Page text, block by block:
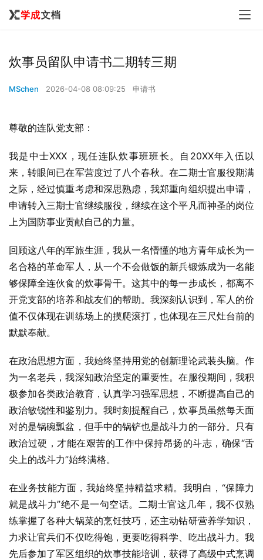
炊事员留队申请书二期转三期
MSchen 2026-04-08 08:09:25 申请书
尊敬的连队党支部：
我是中士XXX，现任连队炊事班班长。自20XX年入伍以
来，转眼间已在军营度过了八个春秋。在二期士官服役期满
之际，经过慎重考虑和深思熟虑，我郑重向组织提出申请，
申请转入三期士官继续服役，继续在这个平凡而神圣的岗位
上为国防事业贡献自己的力量。
回顾这八年的军旅生涯，我从一名懵懂的地方青年成长为一
名合格的革命军人，从一个不会做饭的新兵锻炼成为一名能
够保障全连伙食的炊事骨干。这其中的每一步成长，都离不
开党支部的培养和战友们的帮助。我深刻认识到，军人的价
值不仅体现在训练场上的摸爬滚打，也体现在三尺灶台前的
默默奉献。
在政治思想方面，我始终坚持用党的创新理论武装头脑。作
为一名老兵，我深知政治坚定的重要性。在服役期间，我积
极参加各类政治教育，认真学习强军思想，不断提高自己的
政治敏锐性和鉴别力。我时刻提醒自己，炊事员虽然每天面
对的是锅碗瓢盆，但手中的锅铲也是战斗力的一部分。只有
政治过硬，才能在艰苦的工作中保持昂扬的斗志，确保“舌
尖上的战斗力”始终满格。
在业务技能方面，我始终坚持精益求精。我明白，“保障力
就是战斗力”绝不是一句空话。二期士官这几年，我不仅熟
练掌握了各种大锅菜的烹饪技巧，还主动钻研营养学知识，
力求让官兵们不仅吃得饱，更要吃得科学、吃出战斗力。我
先后参加了军区组织的炊事技能培训，获得了高级中式烹调